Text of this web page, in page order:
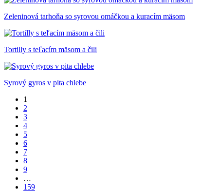
Zeleninová tarhoňa so syrovou omáčkou a kuracím mäsom
Tortilly s teľacím mäsom a čili
Syrový gyros v pita chlebe
1
2
3
4
5
6
7
8
9
…
159